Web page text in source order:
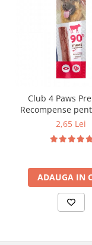
Club 4 Paws
Recompense
stick cu vita,
2,65 Lei
ADAUGA IN